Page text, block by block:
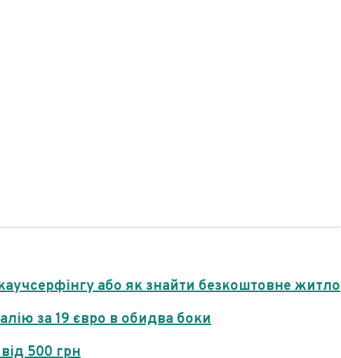
або як знайти безкоштовне житло
за 19 євро в обидва боки
500 грн